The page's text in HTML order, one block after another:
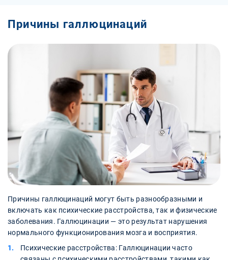
Причины галлюцинаций
Причины галлюцинаций могут быть разнообразными и
включать как психические расстройства, так и физические
заболевания. Галлюцинации — это результат нарушения
нормального функционирования мозга и восприятия.
Психические расстройства: Галлюцинации часто